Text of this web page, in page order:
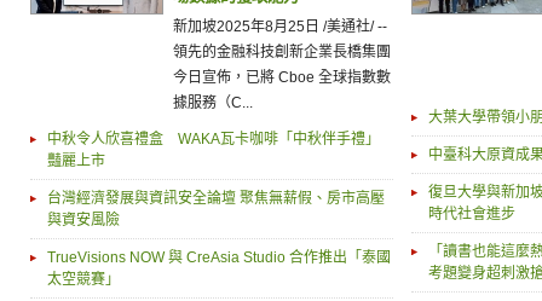
新加坡2025年8月25日 /美通社/ --
領先的金融科技創新企業長橋集團
今日宣佈，已將 Cboe 全球指數數
據服務（C...
中秋令人欣喜禮盒 WAKA瓦卡咖啡「中秋伴手禮」
豔麗上市
台灣經濟發展與資訊安全論壇 聚焦無薪假、房市高壓
與資安風險
TrueVisions NOW 與 CreAsia Studio 合作推出「泰國
太空競賽」
大葉大學帶領小
中臺科大原資成
復旦大學與新加
時代社會進步
「讀書也能這麼
考題變身超刺激